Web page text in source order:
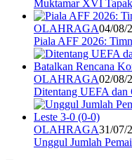
Muktamar XVI
OLAHRAGA04/08/
Piala AFF 2026:
OLAHRAGA02/08/
Ditentang UEFA
OLAHRAGA31/07/
Unggul Jumlah